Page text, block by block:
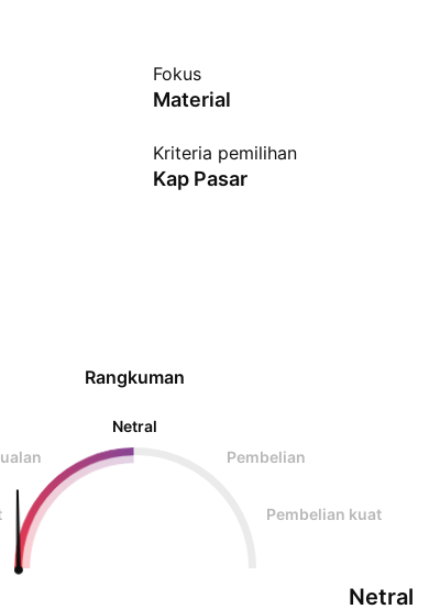
Fokus
Material
Kriteria pemilihan
Kap Pasar
Rangkuman
Netral
Pembelian
Pembelian kuat
Netral